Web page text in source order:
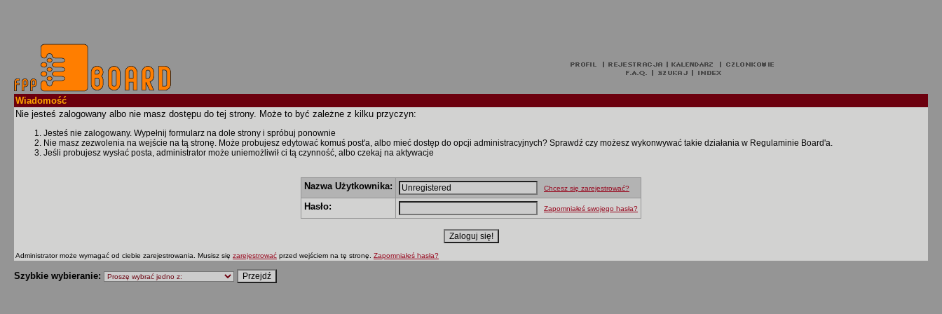
Wiadomość
Nie jesteś zalogowany albo nie masz dostępu do tej strony. Może to być zależne z kilku przyczyn:
Jesteś nie zalogowany. Wypełnij formularz na dole strony i spróbuj ponownie
Nie masz zezwolenia na wejście na tą stronę. Może probujesz edytować komuś post'a, albo mieć dostęp do opcji administracyjnych? Sprawdź czy możesz wykonwywać takie działania w Regulaminie Board'a.
Jeśli probujesz wysłać posta, administrator może uniemożliwił ci tą czynność, albo czekaj na aktywacje
Nazwa Użytkownika: Chcesz się zarejestrować?
Hasło: Zapomniałeś swojego hasła?
Administrator może wymagać od ciebie zarejestrowania. Musisz się zarejestrować przed wejściem na tę stronę. Zapomniałeś hasła?
Szybkie wybieranie: